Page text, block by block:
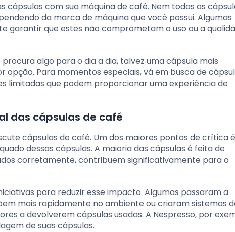
com sua máquina de café. Nem todas as
da marca de máquina que você possui. Algumas
que estes não comprometam o uso ou a
algo para o dia a dia, talvez uma cápsula mais
Para momentos especiais, vá em busca de
limitadas que podem proporcionar uma experiência de
das cápsulas de café
cápsulas de café. Um dos maiores pontos de crítica
dessas cápsulas. A maioria das cápsulas é feita de
corretamente, contribuem significativamente para o
para reduzir esse impacto. Algumas passaram a
mais rapidamente no ambiente ou criaram sistemas
a devolverem cápsulas usadas. A Nespresso, por
de suas cápsulas.